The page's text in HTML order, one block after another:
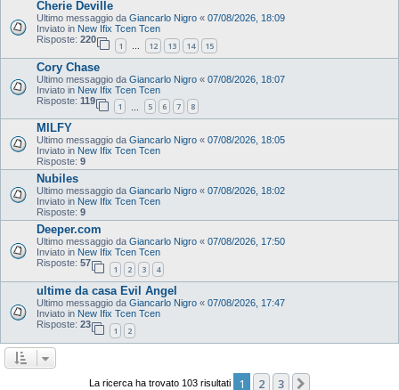
Cherie Deville
Ultimo messaggio da Giancarlo Nigro « 07/08/2026, 18:09
Inviato in New Ifix Tcen Tcen
Risposte: 220
1 … 12 13 14 15
Cory Chase
Ultimo messaggio da Giancarlo Nigro « 07/08/2026, 18:07
Inviato in New Ifix Tcen Tcen
Risposte: 119
1 5 6 7 8
MILFY
Ultimo messaggio da Giancarlo Nigro « 07/08/2026, 18:05
Inviato in New Ifix Tcen Tcen
Risposte: 9
Nubiles
Ultimo messaggio da Giancarlo Nigro « 07/08/2026, 18:02
Inviato in New Ifix Tcen Tcen
Risposte: 9
Deeper.com
Ultimo messaggio da Giancarlo Nigro « 07/08/2026, 17:50
Inviato in New Ifix Tcen Tcen
Risposte: 57
1 2 3 4
ultime da casa Evil Angel
Ultimo messaggio da Giancarlo Nigro « 07/08/2026, 17:47
Inviato in New Ifix Tcen Tcen
Risposte: 23
1 2
La ricerca ha trovato 103 risultati 1 2 3